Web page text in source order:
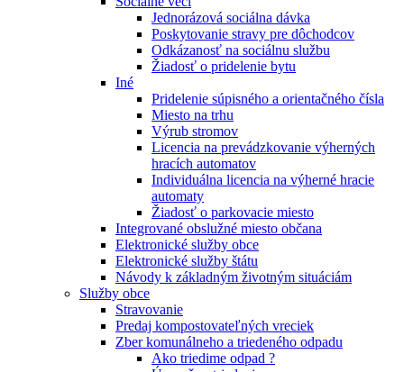
Jednorázová sociálna dávka
Poskytovanie stravy pre dôchodcov
Odkázanosť na sociálnu službu
Žiadosť o pridelenie bytu
Iné
Pridelenie súpisného a orientačného čísla
Miesto na trhu
Výrub stromov
Licencia na prevádzkovanie výherných
hracích automatov
Individuálna licencia na výherné hracie
automaty
Žiadosť o parkovacie miesto
Integrované obslužné miesto občana
Elektronické služby obce
Elektronické služby štátu
Návody k základným životným situáciám
Služby obce
Stravovanie
Predaj kompostovateľných vreciek
Zber komunálneho a triedeného odpadu
Ako triedime odpad ?